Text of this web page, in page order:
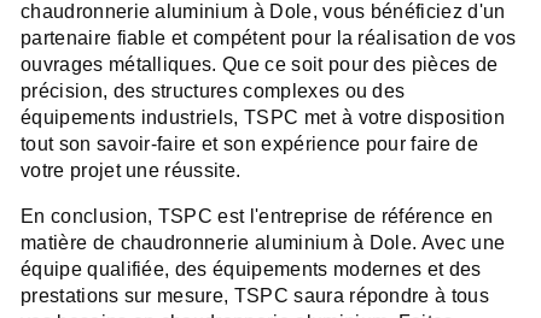
chaudronnerie aluminium à Dole, vous bénéficiez d'un
partenaire fiable et compétent pour la réalisation de vos
ouvrages métalliques. Que ce soit pour des pièces de
précision, des structures complexes ou des
équipements industriels, TSPC met à votre disposition
tout son savoir-faire et son expérience pour faire de
votre projet une réussite.
En conclusion, TSPC est l'entreprise de référence en
matière de chaudronnerie aluminium à Dole. Avec une
équipe qualifiée, des équipements modernes et des
prestations sur mesure, TSPC saura répondre à tous